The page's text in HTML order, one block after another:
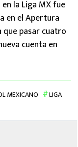
la Liga MX fue
en el Apertura
que pasar cuatro
cuenta en
MEXICANO
LIGA